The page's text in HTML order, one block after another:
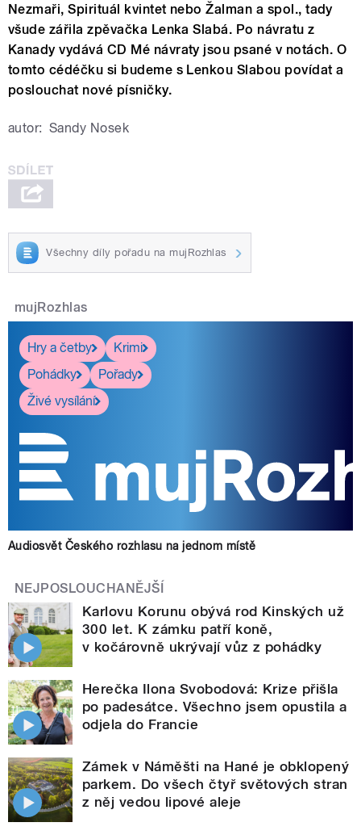
Nezmaři, Spirituál kvintet nebo Žalman a spol., tady
všude zářila zpěvačka Lenka Slabá. Po návratu z
Kanady vydává CD Mé návraty jsou psané v notách. O
tomto cédéčku si budeme s Lenkou Slabou povídat a
poslouchat nové písničky.
autor: Sandy Nosek
Všechny díly pořadu na mujRozhlas
mujRozhlas
Hry a četby
Krimi
Pohádky
Pořady
Živé vysílání
Audiosvět Českého rozhlasu na jednom místě
NEJPOSLOUCHANĚJŠÍ
Karlovu Korunu obývá rod Kinských už
300 let. K zámku patří koně,
v kočárovně ukrývají vůz z pohádky
Herečka Ilona Svobodová: Krize přišla
po padesátce. Všechno jsem opustila a
odjela do Francie
Zámek v Náměšti na Hané je obklopený
parkem. Do všech čtyř světových stran
z něj vedou lipové aleje